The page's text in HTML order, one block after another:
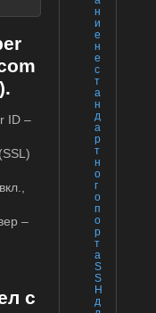
н
и
е
н
е
с
т
а
н
д
а
р
т
н
о
г
о
п
о
р
т
а
S
S
H
д
ID –
–
с